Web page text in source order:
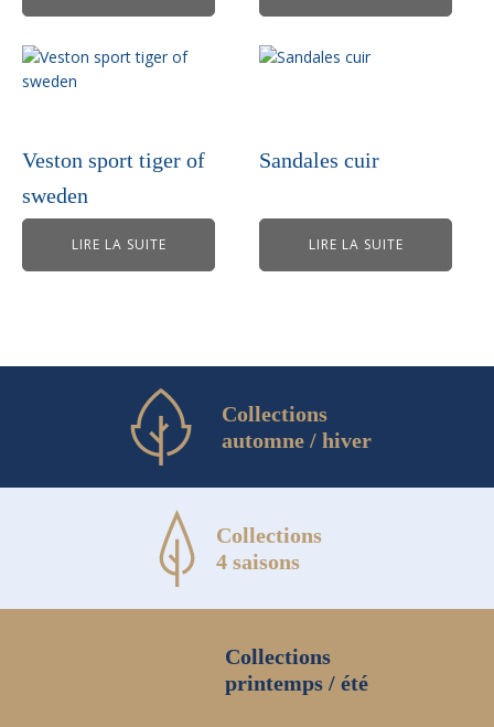
la
page
du
produit
Veston sport tiger of
sweden
LIRE LA SUITE
Sandales cuir
LIRE LA SUITE
Collections
automne / hiver
Collections
4 saisons
Collections
printemps / été